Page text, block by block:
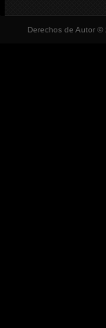
Derechos de Autor ©